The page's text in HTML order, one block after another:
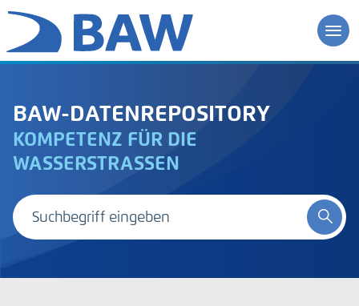
BAW-DATENREPOSITORY
KOMPETENZ FÜR DIE
WASSERSTRASSEN